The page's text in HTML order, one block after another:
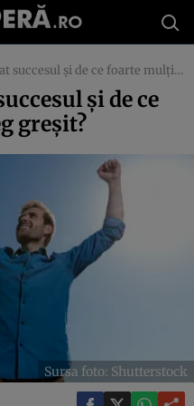
și de ce foarte mulți îl înțeleg greșit?
și de ce
greșit?
Sursa foto: Shutterstock